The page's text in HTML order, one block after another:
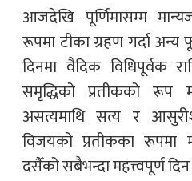
आजदेखि पूर्णिमासम्म
रूपमा टीका ग्रहण गर्दा
दिनमा वैदिक विधिपूर्वक
समृद्धिको प्रतीकको रूप
असत्यमाथि सत्य र
विजयको प्रतीकका रूपमा
दसैँको सबैभन्दा महत्त्वपूर्ण दिन